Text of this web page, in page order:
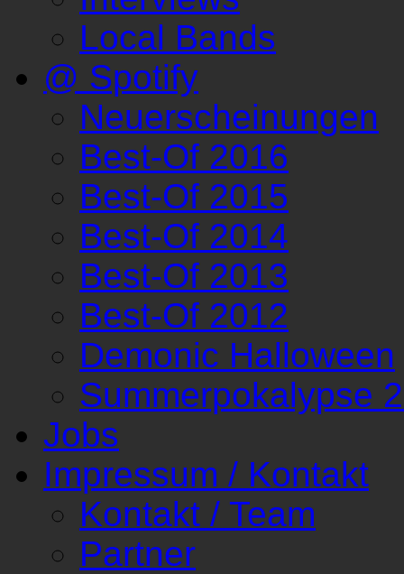
Local Bands
@ Spotify
Neuerscheinungen
Best-Of 2016
Best-Of 2015
Best-Of 2014
Best-Of 2013
Best-Of 2012
Demonic Halloween
Summerpokalypse
Jobs
Impressum / Kontakt
Kontakt / Team
Partner